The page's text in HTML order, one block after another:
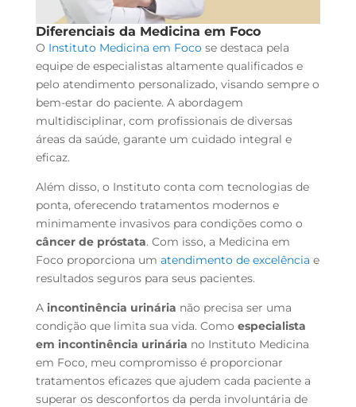
Diferenciais da Medicina em Foco
O Instituto Medicina em Focose destaca pela
equipe de especialistas altamente qualificados e
pelo atendimento personalizado, visando sempre o
bem-estar do paciente. A abordagem
multidisciplinar, com profissionais de diversas
áreas da saúde, garante um cuidado integral e
eficaz.
Além disso, o Instituto conta com tecnologias de
ponta, oferecendo tratamentos modernos e
minimamente invasivos para condições como o
câncer de próstata. Com isso, a Medicina em
Foco proporciona um atendimento de excelência e
resultados seguros para seus pacientes.
A incontinência urinária não precisa ser uma
condição que limita sua vida. Como especialista
em incontinência urinária no Instituto Medicina
em Foco, meu compromisso é proporcionar
tratamentos eficazes que ajudem cada paciente a
superar os desconfortos da perda involuntária de